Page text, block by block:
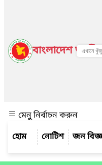
বাংলাদেশ
মেনু নির্বাচন করুন
নোটিশ
জন